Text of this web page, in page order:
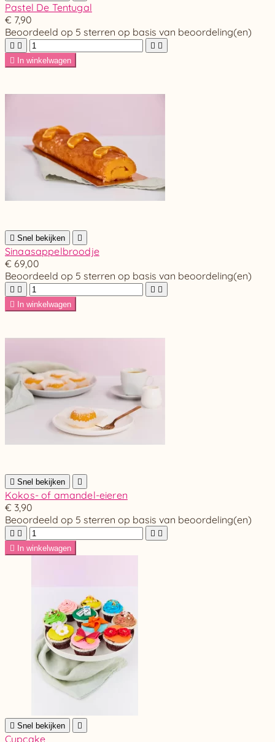
Pastel De Tentugal
€ 7,90
Beoordeeld op 5 sterren op basis van beoordeling(en)
   

In winkelwagen
 Snel bekijken 
Sinaasappelbroodje
€ 69,00
Beoordeeld op 5 sterren op basis van beoordeling(en)
   

In winkelwagen
 Snel bekijken 
Kokos- of amandel-eieren
€ 3,90
Beoordeeld op 5 sterren op basis van beoordeling(en)
   

In winkelwagen
 Snel bekijken 
Cupcake